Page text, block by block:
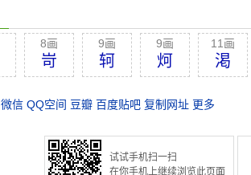
8画
岢
9画
轲
9画
炣
11画
渇
微信 QQ空间 豆瓣 百度贴吧 复制网址 更多
试试手机扫一扫
在你手机上继续浏览此页面